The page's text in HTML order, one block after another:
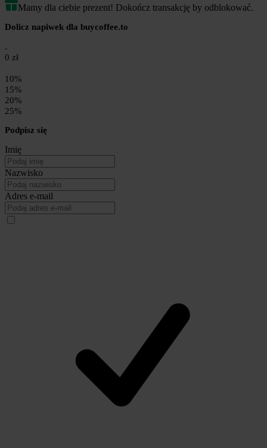
Mamy dla ciebie prezent! Dokończ transakcję by odblokować.
Dolicz napiwek dla buycoffee.to
0 zł
10%
15%
20%
25%
Podpisz się
Imię
Nazwisko
Adres e-mail